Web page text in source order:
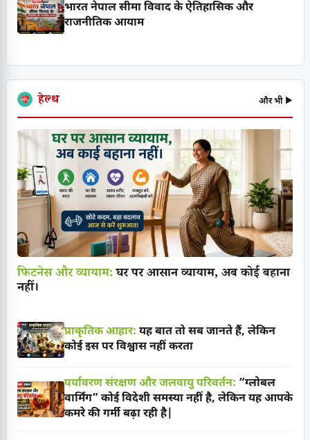
भारत नेपाल सीमा विवाद के ऐतिहासिक और
राजनीतिक आयाम
हेल्थ और भी ▶
फिटनेस और व्यायाम:घर पर आसान व्यायाम, अब कोई बहाना
नहीं।
प्राकृतिक आहार: यह बात तो सब जानते हैं, लेकिन
कोई इस पर विश्वास नहीं करता
पर्यावरण संरक्षण और जलवायु परिवर्तन: “ग्लोबल
वार्मिंग” कोई विदेशी समस्या नहीं है, लेकिन यह आपके
कमरे की गर्मी बढ़ा रही है|